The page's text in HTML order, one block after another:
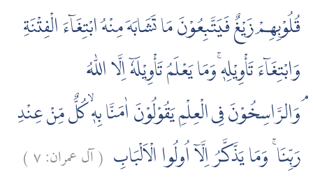
قُلُوْبِهِمْ زَيْغٌ فَيَتَّبِعُوْنَ مَا تَشَابَهَ مِنْهُ ابْتِغَاۤءَ الْفِتْنَةِ
وَابْتِغَاۤءَ تَأْوِيْلِهٖۚ وَمَا يَعْلَمُ تَأْوِيْلَهٗٓ اِلَّا اللّٰهُ
ۘوَالرَّاسِخُوْنَ فِى الْعِلْمِ يَقُوْلُوْنَ اٰمَنَّا بِهٖۙ كُلٌّ مِّنْ عِنْدِ
رَبِّنَا ۚ وَمَا يَذَّكَّرُ اِلَّآ اُولُوا الْاَلْبَابِ (آل عمران:٧)